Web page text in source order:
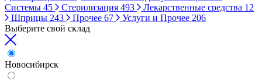
Системы 45 Стерилизация 493 Лекарственные средства 12
Шприцы 243 Прочее 67 Услуги и Прочее 206
Выберите свой склад
Новосибирск